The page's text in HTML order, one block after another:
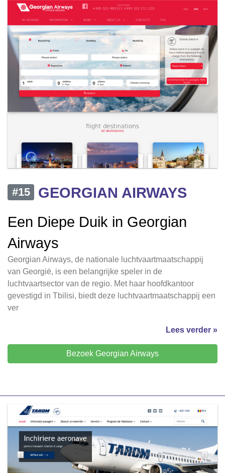
#15
GEORGIAN AIRWAYS
Een Diepe Duik in Georgian
Airways
Georgian Airways, de nationale luchtvaartmaatschappij
van Georgië, is een belangrijke speler in de
luchtvaartsector van de regio. Met haar hoofdkantoor
gevestigd in Tbilisi, biedt deze luchtvaartmaatschappij een
ver
Lees verder »
Bezoek Georgian Airways